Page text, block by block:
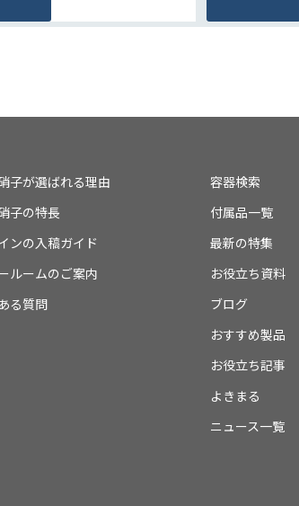
子が選ばれる理由
子の特長
ンの入稿ガイド
ルームのご案内
る質問
容器検索
付属品一覧
最新の特集
お役立ち資料
ブログ
おすすめ製品
お役立ち記事
よきまる
ニュース一覧